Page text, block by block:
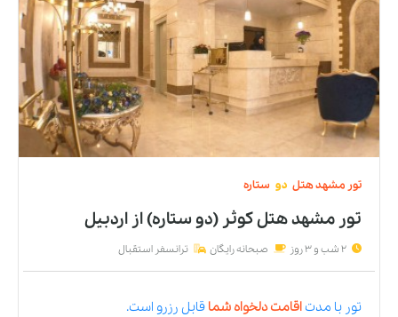
تور مشهدهتل دو ستاره
تور مشهد هتل کوثر (دو ستاره)از اردبیل
2 شب و 3 روز صبحانه رایگان ترانسفر استقبال
تور با مدتاقامت دلخواه شما قابل رزرو است.